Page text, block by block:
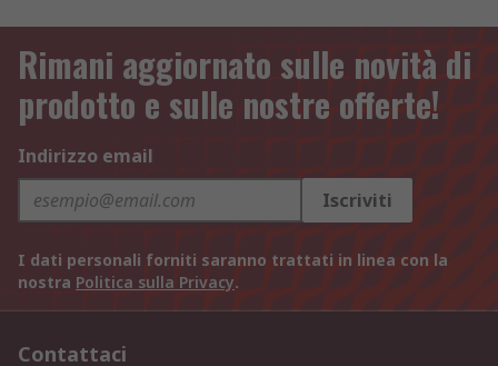
Rimani aggiornato sulle novità di
prodotto e sulle nostre offerte!
Indirizzo email
Iscriviti
I dati personali forniti saranno trattati in linea con la
nostra Politica sulla Privacy.
Contattaci